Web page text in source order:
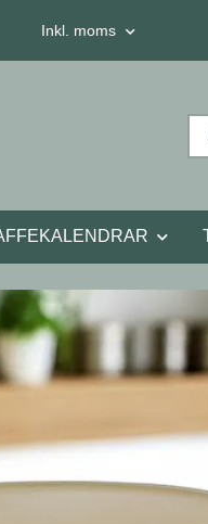
Inkl. moms